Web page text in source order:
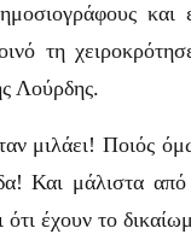
και
τη
Λούρδης.
μιλάει! Ποιός
Και μάλιστα από
ότι έχουν το